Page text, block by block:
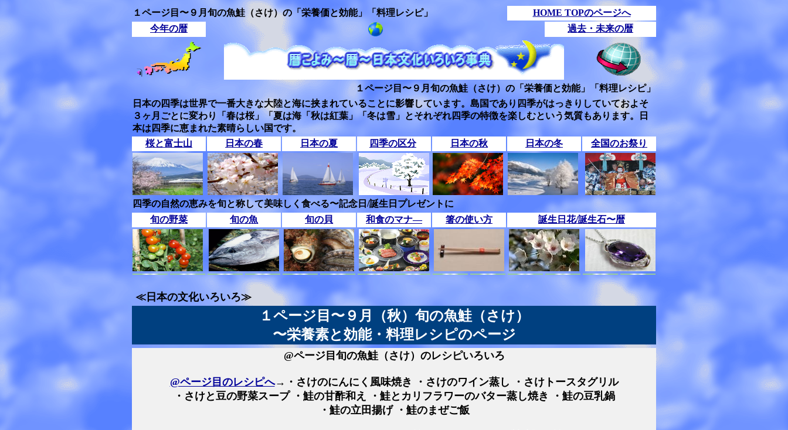
１ページ目〜９月旬の魚鮭（さけ）の「栄養価と効能」「料理レシピ」
HOME TOPのページへ
今年の暦
過去・未来の暦
１ページ目〜９月旬の魚鮭（さけ）の「栄養価と効能」「料理レシピ」
日本の四季は世界で一番大きな大陸と海に挟まれていることに影響しています。島国であり四季がはっきりしていておよそ
３ヶ月ごとに変わり「春は桜」「夏は海「秋は紅葉」「冬は雪」とそれぞれ四季の特徴を楽しむという気質もあります。日
本は四季に恵まれた素晴らしい国です。
桜と富士山
日本の春 日本の夏 四季の区分 日本の秋 日本の冬 全国のお祭り
四季の自然の恵みを旬と称して美味しく食べる〜記念日/誕生日プレゼントに
旬の野菜
旬の魚 旬の貝 和食のマナ― 箸の使い方 誕生日花/誕生石〜暦
≪日本の文化いろいろ≫
１ページ目〜９月（秋）旬の魚鮭（さけ）
〜栄養素と効能・料理レシピのページ
@ページ目旬の魚鮭（さけ）のレシピいろいろ
@ページ目のレシピへ→・さけのにんにく風味焼き ・さけのワイン蒸し ・さけトースタグリル
・さけと豆の野菜スープ ・鮭の甘酢和え ・鮭とカリフラワーのバター蒸し焼き ・鮭の豆乳鍋
・鮭の立田揚げ ・鮭のまぜご飯